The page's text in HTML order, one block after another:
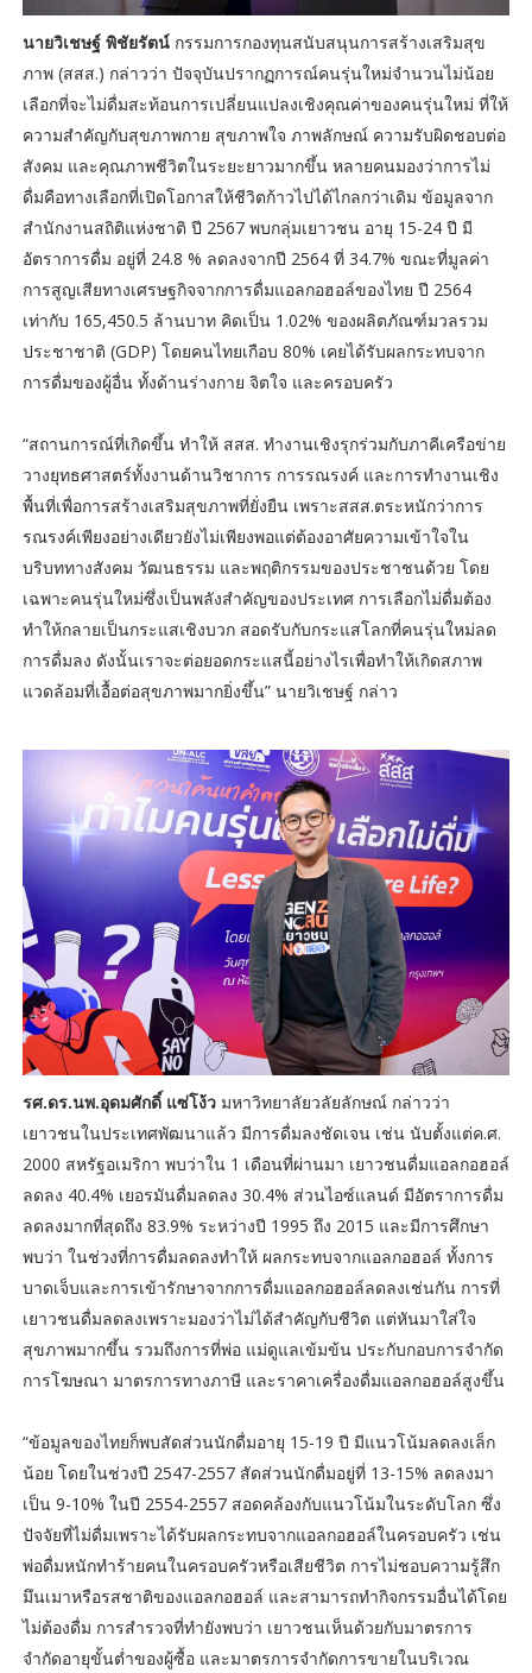
นายวิเชษฐ์ พิชัยรัตน์กรรมการกองทุนสนับสนุนการสร้างเสริมสุข
ภาพ (สสส.) กล่าวว่า ปัจจุบันปรากฏการณ์คนรุ่นใหม่จำนวนไม่น้อย
เลือกที่จะไม่ดื่มสะท้อนการเปลี่ยนแปลงเชิงคุณค่าของคนรุ่นใหม่ ที่ให้
ความสำคัญกับสุขภาพกาย สุขภาพใจ ภาพลักษณ์ ความรับผิดชอบต่อ
สังคม และคุณภาพชีวิตในระยะยาวมากขึ้น หลายคนมองว่าการไม่
ดื่มคือทางเลือกที่เปิดโอกาสให้ชีวิตก้าวไปได้ไกลกว่าเดิม ข้อมูลจาก
สำนักงานสถิติแห่งชาติ ปี 2567 พบกลุ่มเยาวชน อายุ 15-24 ปี มี
อัตราการดื่ม อยู่ที่ 24.8 % ลดลงจากปี 2564 ที่ 34.7% ขณะที่มูลค่า
การสูญเสียทางเศรษฐกิจจากการดื่มแอลกอฮอล์ของไทย ปี 2564
เท่ากับ 165,450.5 ล้านบาท คิดเป็น 1.02% ของผลิตภัณฑ์มวลรวม
ประชาชาติ (GDP) โดยคนไทยเกือบ 80% เคยได้รับผลกระทบจาก
การดื่มของผู้อื่น ทั้งด้านร่างกาย จิตใจ และครอบครัว
“สถานการณ์ที่เกิดขึ้น ทำให้ สสส. ทำงานเชิงรุกร่วมกับภาคีเครือข่าย
วางยุทธศาสตร์ทั้งงานด้านวิชาการ การรณรงค์ และการทำงานเชิง
พื้นที่เพื่อการสร้างเสริมสุขภาพที่ยั่งยืน เพราะสสส.ตระหนักว่าการ
รณรงค์เพียงอย่างเดียวยังไม่เพียงพอแต่ต้องอาศัยความเข้าใจใน
บริบททางสังคม วัฒนธรรม และพฤติกรรมของประชาชนด้วย โดย
เฉพาะคนรุ่นใหม่ซึ่งเป็นพลังสำคัญของประเทศ การเลือกไม่ดื่มต้อง
ทำให้กลายเป็นกระแสเชิงบวก สอดรับกับกระแสโลกที่คนรุ่นใหม่ลด
การดื่มลง ดังนั้นเราจะต่อยอดกระแสนี้อย่างไรเพื่อทำให้เกิดสภาพ
แวดล้อมที่เอื้อต่อสุขภาพมากยิ่งขึ้น” นายวิเชษฐ์ กล่าว
รศ.ดร.นพ.อุดมศักดิ์ แซ่โง้วมหาวิทยาลัยวลัยลักษณ์ กล่าวว่า
เยาวชนในประเทศพัฒนาแล้ว มีการดื่มลงชัดเจน เช่น นับตั้งแต่ค.ศ.
2000 สหรัฐอเมริกา พบว่าใน 1 เดือนที่ผ่านมา เยาวชนดื่มแอลกอฮอล์
ลดลง 40.4% เยอรมันดื่มลดลง 30.4% ส่วนไอซ์แลนด์ มีอัตราการดื่ม
ลดลงมากที่สุดถึง 83.9% ระหว่างปี 1995 ถึง 2015 และมีการศึกษา
พบว่า ในช่วงที่การดื่มลดลงทำให้ ผลกระทบจากแอลกอฮอล์ ทั้งการ
บาดเจ็บและการเข้ารักษาจากการดื่มแอลกอฮอล์ลดลงเช่นกัน การที่
เยาวชนดื่มลดลงเพราะมองว่าไม่ได้สำคัญกับชีวิต แต่หันมาใส่ใจ
สุขภาพมากขึ้น รวมถึงการที่พ่อ แม่ดูแลเข้มข้น ประกับกอบการจำกัด
การโฆษณา มาตรการทางภาษี และราคาเครื่องดื่มแอลกอฮอล์สูงขึ้น
“ข้อมูลของไทยก็พบสัดส่วนนักดื่มอายุ 15-19 ปี มีแนวโน้มลดลงเล็ก
น้อย โดยในช่วงปี 2547-2557 สัดส่วนนักดื่มอยู่ที่ 13-15% ลดลงมา
เป็น 9-10% ในปี 2554-2557 สอดคล้องกับแนวโน้มในระดับโลก ซึ่ง
ปัจจัยที่ไม่ดื่มเพราะได้รับผลกระทบจากแอลกอฮอล์ในครอบครัว เช่น
พ่อดื่มหนักทำร้ายคนในครอบครัวหรือเสียชีวิต การไม่ชอบความรู้สึก
มึนเมาหรือรสชาติของแอลกอฮอล์ และสามารถทำกิจกรรมอื่นได้โดย
ไม่ต้องดื่ม การสำรวจที่ทำยังพบว่า เยาวชนเห็นด้วยกับมาตรการ
จำกัดอายุขั้นต่ำของผู้ซื้อ และมาตรการจำกัดการขายในบริเวณ